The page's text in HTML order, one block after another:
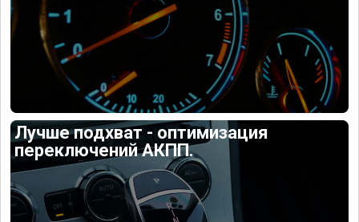
Лучше подхват - оптимизация
переключений АКПП.